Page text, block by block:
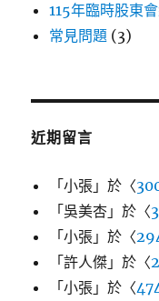
115年臨時股東
常見問題 (3)
近期留言
「小張 」於〈
「吳美杏 」於〈
「小張 」於〈
「許人傑 」於〈
「小張 」於〈